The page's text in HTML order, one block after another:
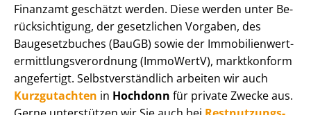
Finanzamt geschätzt werden. Diese werden unter Be­
rück­sich­ti­gung, der gesetzlichen Vorgaben, des
Baugesetzbuches (BauGB) sowie der Im­mo­bi­li­en­wert­
ermitt­lungs­ver­ord­nung (ImmoWertV), marktkonform
angefertigt. Selbst­ver­ständ­lich arbeiten wir auch
Kurzgutachten in Hochdonn für private Zwecke aus.